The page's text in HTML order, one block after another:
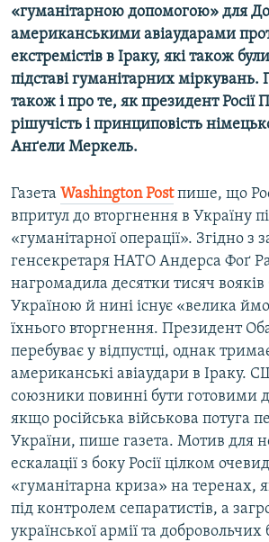
«гуманітарною допомогою» для
американськими авіаударами
екстремістів в Іраку, які також
підставі гуманітарних
також і про те, як президент Росії
рішучість і принциповість
Анґели Меркель.
Газета Washington Postпише, що
впритул до вторгнення в Україну
«гуманітарної операції». Згідно з
генсекретаря НАТО Андерса Фоґ
нагромадила десятки тисяч вояків
Україною й нині існує «велика
їхнього вторгнення. Президент
перебуває у відпустці, однак
американські авіаудари в Іраку.
союзники повинні бути готовими
якщо російська військова потуга
України, пише газета. Мотив для
ескалації з боку Росії цілком
«гуманітарна криза» на теренах,
під контролем сепаратистів, а
української армії та добровольчих